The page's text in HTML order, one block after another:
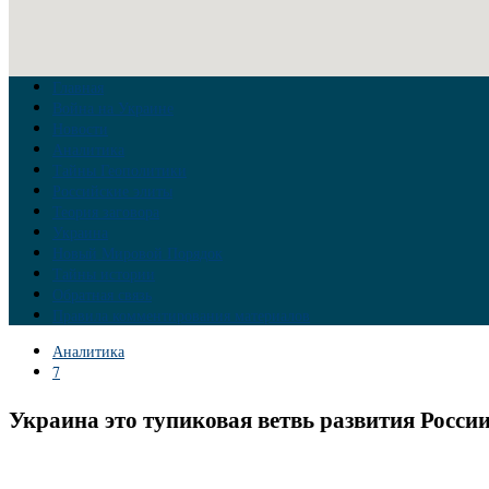
Главная
Война на Украине
Новости
Аналитика
Тайны Геополитики
Российские элиты
Теория заговора
Украина
Новый Мировой Порядок
Тайны истории
Обратная связь
Правила комментирования материалов
Аналитика
7
Украина это тупиковая ветвь развития